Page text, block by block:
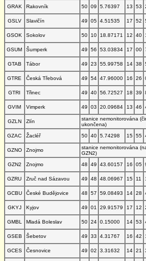
GRAK
Rakovník 50 09 5.76397 13 53
GSLV
Slavičín 49 05 4.51535 17 52
GSOK
Sokolov 50 10 18.87171 12 40
GSUM
Šumperk 49 56 53.03834 17 00
GTAB
Tábor 49 23 55.99758 14 38
GTRE
Česká Třebová 49 54 47.96000 16 26
GTRI
Třinec 49 40 56.72527 18 39
GVIM
Vimperk 49 03 20.09684 13 46
GZLN
Zlín
stanice nemonitorována
ukončena)
GZAC
Žacléř 50 40 5.74298 15 55
GZNO
Znojmo
stanice nemonitorována
GZN2)
GZN2
Znojmo 48 49 43.60157 16 05
GZRU
Zruč nad Sázavou 49 48 48.06967 15 11
GCBU
České Budějovice 48 57 59.08493 14 28
GKYJ
Kyjov 49 01 29.91579 17 12
GMBL
Mladá Boleslav 50 24 0.15000 14 53
GSEB
Šebetov 49 33 4.31767 16 42
GCES
Česnovice 49 02 3.31632 14 21